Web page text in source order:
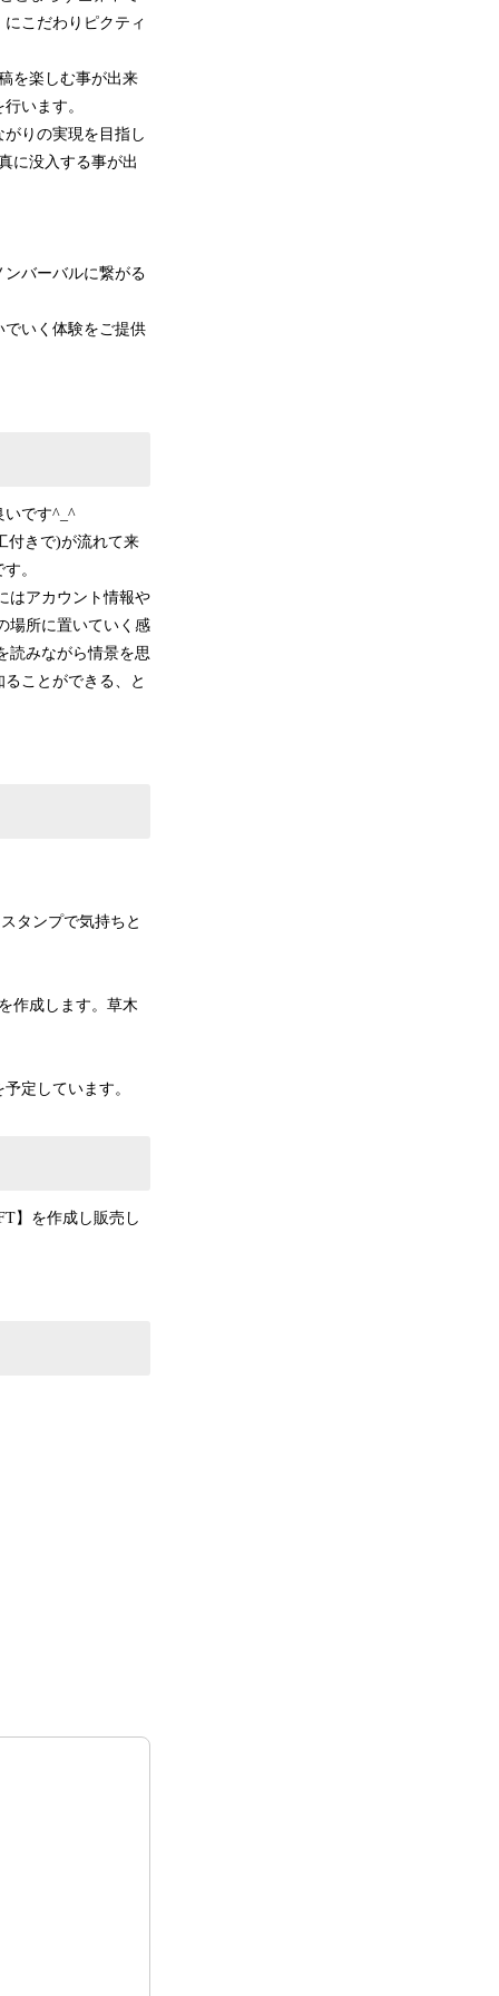
こだわりピクティ
を楽しむ事が出来
います。
りの実現を目指し
に没入する事が出
バーバルに繋がる
いく体験をご提供
いです^_^
付きで)が流れて来
。
はアカウント情報や
場所に置いていく感
読みながら情景を思
ことができる、と
タンプで気持ちと
作成します。草木
定しています。
】を作成し販売し